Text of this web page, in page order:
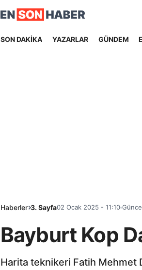
SON DAKİKA YAZARLAR GÜNDEM
Haberler 3. Sayfa02 Ocak 2025 - 11:10
Bayburt Kop
Harita teknikeri Fatih Mehmet